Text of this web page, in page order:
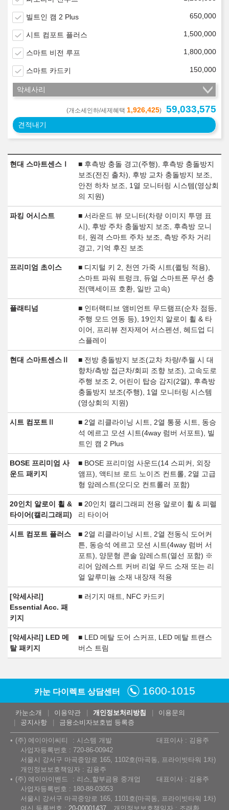
빌트인 캠 2 Plus 650,000
시트 컴포트 플러스 1,500,000
스마트 비전 루프 1,800,000
스마트 카드키 150,000
악세사리
(개소세인하/세제혜택 1,926,425) 59,033,575
견적내기
현대 스마트센스Ⅰ
■ 후측방 충돌 경고(주행), 후측방 충돌방지
보조(전진 출차), 후방 교차 충돌방지 보조,
안전 하차 보조, 1열 모니터링 시스템(영상회
의 지원)
파킹 어시스트
■ 서라운드 뷰 모니터(차량 이미지 투명 표
시), 후방 주차 충돌방지 보조, 후측방 모니
터, 원격 스마트 주차 보조, 측방 주차 거리
경고, 기억 후진 보조
프리미엄 초이스
■ 디지털 키 2, 천연 가죽 시트(퀼팅 적용),
스마트 파워 트렁크, 듀얼 스마트폰 무선 충
전(맥세이프 호환, 일반 고속)
플래티넘
■ 인터랙티브 앰비언트 무드램프(순차 점등,
주행 모드 연동 등), 19인치 알로이 휠 & 타
이어, 프리뷰 전자제어 서스펜션, 헤드업 디
스플레이
현대 스마트센스Ⅱ
■ 전방 충돌방지 보조(교차 차량/추월 시 대
향차/측방 접근차/회피 조향 보조), 고속도로
주행 보조 2, 어린이 탑승 감지(2열), 후측방
충돌방지 보조(주행), 1열 모니터링 시스템
(영상회의 지원)
시트 컴포트Ⅱ
■ 2열 리클라이닝 시트, 2열 통풍 시트, 동승
석 에르고 모션 시트(4way 럼버 서포트), 빌
트인 캠 2 Plus
BOSE 프리미엄 사
운드 패키지
■ BOSE 프리미엄 사운드(14 스피커, 외장
앰프), 액티브 로드 노이즈 컨트롤, 2열 고급
형 암레스트(오디오 컨트롤러 포함)
20인치 알로이 휠 &
타이어(캘리그래피)
■ 20인치 캘리그래피 전용 알로이 휠 & 피렐
리 타이어
시트 컴포트 플러스
■ 2열 리클라이닝 시트, 2열 전동식 도어커
튼, 동승석 에르고 모션 시트(4way 럼버 서
포트), 양문형 콘솔 암레스트(열선 포함) ※
리어 암레스트 커버 리얼 우드 소재 또는 리
얼 알루미늄 소재 내장재 적용
[악세사리]
Essential Acc. 패
키지
■ 러기지 매트, NFC 카드키
[악세사리] LED 메
탈 패키지
■ LED 메탈 도어 스커프, LED 메탈 트랜스
버스 트림
카눈 다이렉트 상담센터 1600-1015
카눈소개 이용약관 개인정보처리방침
이용문의
공지사항
금융소비자보호법 등록증
(주) 에이아이씨티 시스템 개발
대표이사 : 김용주
사업자등록번호 : 720-86-00942
서울시 강서구 마곡중앙로 165, 1102호(마곡동, 프라이빗타워 1차)
개인정보보호책임자 : 김용주
(주) 에이아이밴드
리스,할부금융 중개업
대표이사 : 김용주
사업자등록번호 : 180-88-03053
서울시 강서구 마곡중앙로 165, 1101호(마곡동, 프라이빗타워 1차)
여신 등록번호 : 20-00001437 개인정보보호책임자 : 조래환